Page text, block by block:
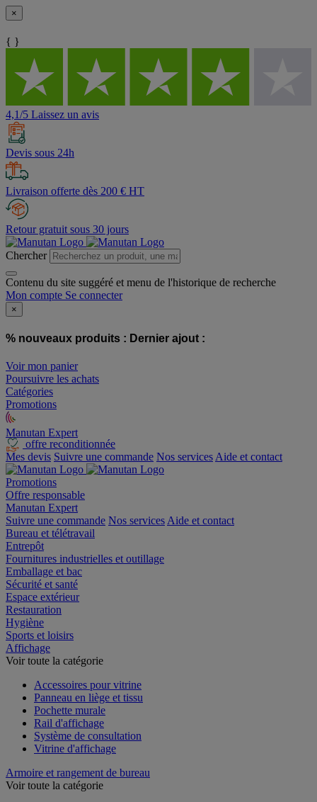
×
{ }
4,1/5 Laissez un avis
Devis sous 24h
Livraison offerte dès 200 € HT
Retour gratuit sous 30 jours
Chercher
Contenu du site suggéré et menu de l'historique de recherche
Mon compte Se connecter
×
% nouveaux produits : Dernier ajout :
Voir mon panier
Poursuivre les achats
Catégories
Promotions
Manutan Expert
offre reconditionnée
Mes devis Suivre une commande Nos services Aide et contact
Promotions
Offre responsable
Manutan Expert
Suivre une commande Nos services Aide et contact
Bureau et télétravail
Entrepôt
Fournitures industrielles et outillage
Emballage et bac
Sécurité et santé
Espace extérieur
Restauration
Hygiène
Sports et loisirs
Affichage
Voir toute la catégorie
Accessoires pour vitrine
Panneau en liège et tissu
Pochette murale
Rail d'affichage
Système de consultation
Vitrine d'affichage
Armoire et rangement de bureau
Voir toute la catégorie